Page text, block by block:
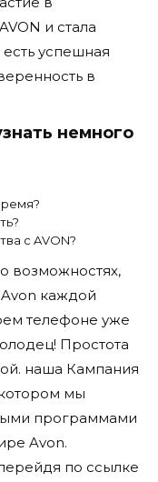
и стала
успешная
в
немного
с AVON?
возможностях,
каждой
телефоне уже
Простота
наша Кампания
мы
программами
Avon.
по ссылке